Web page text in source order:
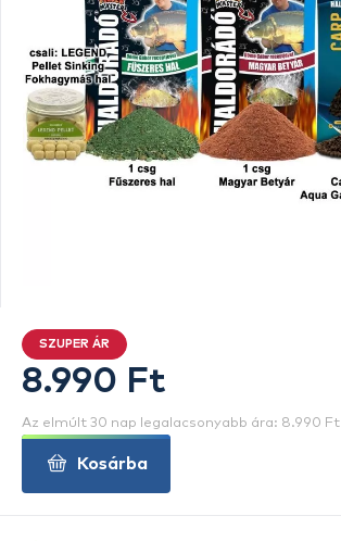
SZUPER ÁR
8.990 Ft
Az elmúlt 30 nap legalacsonyabb ára: 8.990 Ft
Kosárba